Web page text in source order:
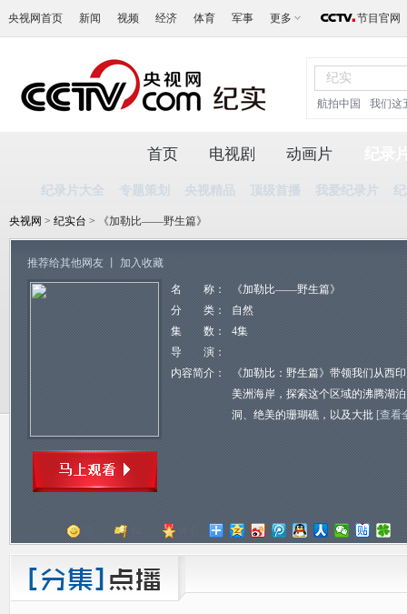
央视网首页 新闻 视频 经济 体育 军事 更多 节目官网
航拍中国 我们这
首页 电视剧 动画片
纪录片大全 专题策划 央视精品 顶级首播 我爱纪录片
央视网 > 纪实台 > 《加勒比——野生篇》
推荐给其他网友 加入收藏
名 称：
《加勒比——野生篇》
分 类：
自然
集 数：
4集
导 演：
内容简介：
《加勒比：野生篇》带领我们从西
美洲海岸，探索这个区域的沸腾湖
洞、绝美的珊瑚礁，以及大批 [查看